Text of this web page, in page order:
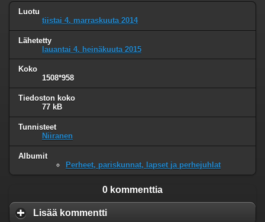
Luotu
tiistai 4. marraskuuta 2014
Lähetetty
lauantai 4. heinäkuuta 2015
Koko
1508*958
Tiedoston koko
77 kB
Tunnisteet
Niiranen
Albumit
Perheet, pariskunnat, lapset ja perhejuhlat
0 kommenttia
Lisää kommentti